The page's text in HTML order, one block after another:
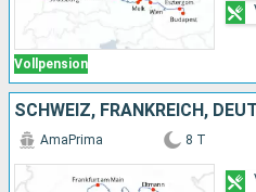
Vollpension
SCHWEIZ, FRANKREICH,
AmaPrima 8 T